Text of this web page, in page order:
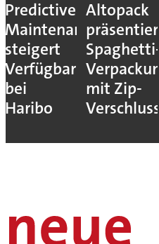
Predictive
Maintenance
steigert
Verfügbarkeit
bei
Haribo
Altopack
präsentiert
Spaghetti-
mit Zip-
Verschluss